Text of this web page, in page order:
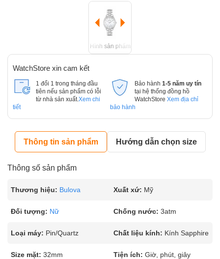
Hình sản phẩm
WatchStore xin cam kết
1 đổi 1 trong tháng đầu
tiên nếu sản phẩm có lỗi
từ nhà sản xuất. Xem chi
tiết
Bảo hành 1-5 năm uy tín
tại hệ thống đồng hồ
WatchStore Xem địa chỉ
bảo hành
Thông tin sản phẩm Hướng dẫn chọn size
Thông số sản phẩm
Thương hiệu: Bulova Xuất xứ: Mỹ
Đối tượng: Nữ Chống nước: 3atm
Loại máy: Pin/Quartz Chất liệu kính: Kính Sapphire
Size mặt: 32mm Tiện ích: Giờ, phút, giây